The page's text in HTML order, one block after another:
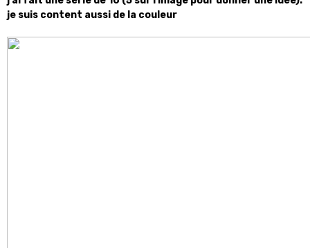
je suis content aussi de la couleur